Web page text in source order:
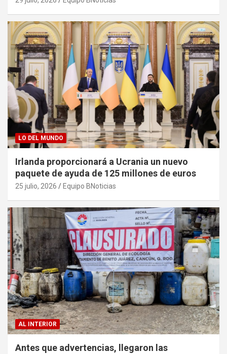
LO DEL MUNDO
Irlanda proporcionará a Ucrania un nuevo
paquete de ayuda de 125 millones de euros
25 julio, 2026 Equipo BNoticias
AL INTERIOR
Antes que advertencias, llegaron las